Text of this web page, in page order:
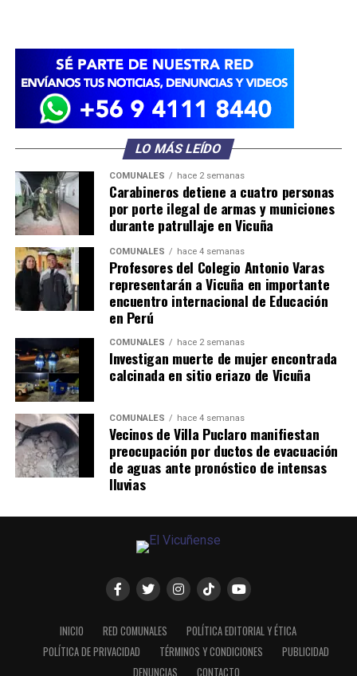
LO MÁS LEÍDO
COMUNALES hace 2 semanas
Carabineros detiene a cuatro personas
por porte ilegal de armas y municiones
durante patrullaje en Vicuña
COMUNALES hace 4 semanas
Profesores del Colegio Antonio Varas
representarán a Vicuña en importante
encuentro internacional de Educación
en Perú
COMUNALES hace 2 semanas
Investigan muerte de mujer encontrada
calcinada en sitio eriazo de Vicuña
COMUNALES hace 4 semanas
Vecinos de Villa Puclaro manifiestan
preocupación por ductos de evacuación
de aguas ante pronóstico de intensas
lluvias
INICIO RED COMUNALES
POLÍTICA EDITORIAL Y ÉTICA
POLÍTICA DE PRIVACIDAD
TÉRMINOS Y CONDICIONES
PUBLICIDAD
DENUNCIAS
CONTACTO